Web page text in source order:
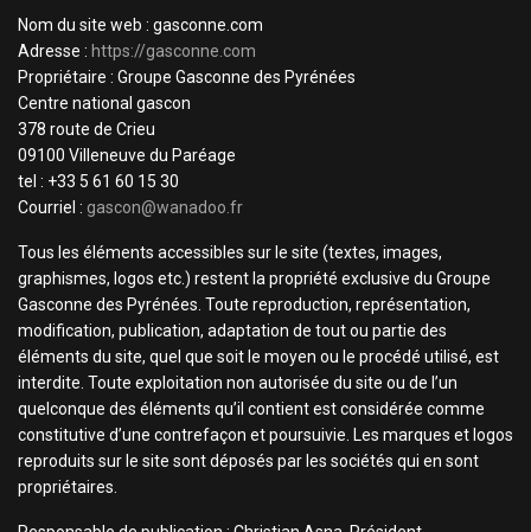
Nom du site web : gasconne.com
Adresse : https://gasconne.com
Propriétaire : Groupe Gasconne des Pyrénées
Centre national gascon
378 route de Crieu
09100 Villeneuve du Paréage
tel : +33 5 61 60 15 30
Courriel : gascon@wanadoo.fr
Tous les éléments accessibles sur le site (textes, images,
graphismes, logos etc.) restent la propriété exclusive du Groupe
Gasconne des Pyrénées. Toute reproduction, représentation,
modification, publication, adaptation de tout ou partie des
éléments du site, quel que soit le moyen ou le procédé utilisé, est
interdite. Toute exploitation non autorisée du site ou de l’un
quelconque des éléments qu’il contient est considérée comme
constitutive d’une contrefaçon et poursuivie. Les marques et logos
reproduits sur le site sont déposés par les sociétés qui en sont
propriétaires.